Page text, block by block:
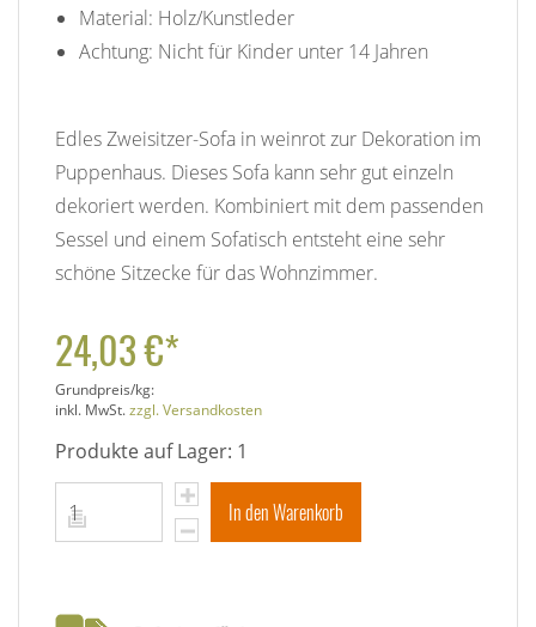
Material: Holz/Kunstleder
Achtung: Nicht für Kinder unter 14 Jahren
Edles Zweisitzer-Sofa in weinrot zur Dekoration im
Puppenhaus. Dieses Sofa kann sehr gut einzeln
dekoriert werden. Kombiniert mit dem passenden
Sessel und einem Sofatisch entsteht eine sehr
schöne Sitzecke für das Wohnzimmer.
24,03 €*
Grundpreis/kg:
inkl. MwSt.zzgl. Versandkosten
Produkte auf Lager: 1
In den Warenkorb